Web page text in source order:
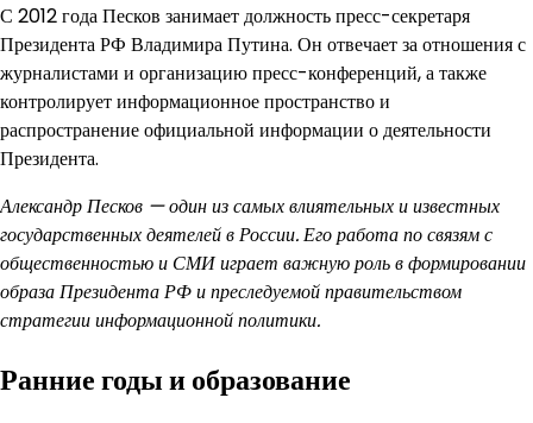
С 2012 года Песков занимает должность пресс-секретаря
Президента РФ Владимира Путина. Он отвечает за отношения с
журналистами и организацию пресс-конференций, а также
контролирует информационное пространство и
распространение официальной информации о деятельности
Президента.
Александр Песков — один из самых влиятельных и известных
государственных деятелей в России. Его работа по связям с
общественностью и СМИ играет важную роль в формировании
образа Президента РФ и преследуемой правительством
стратегии информационной политики.
Ранние годы и образование